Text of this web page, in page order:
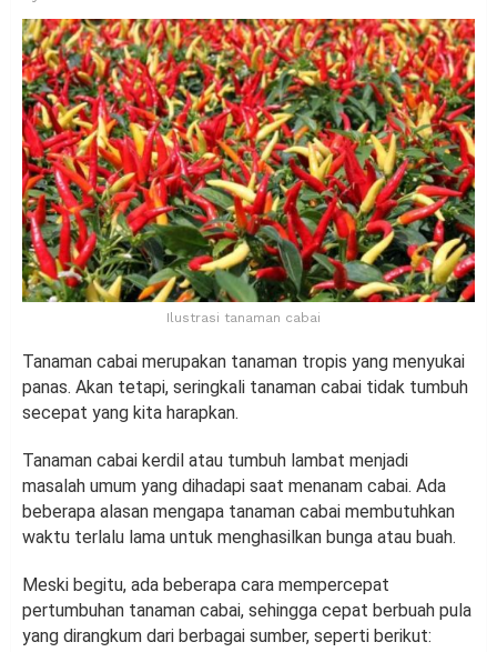
Ilustrasi tanaman cabai
Tanaman cabai merupakan tanaman tropis yang menyukai
panas. Akan tetapi, seringkali tanaman cabai tidak tumbuh
secepat yang kita harapkan.
Tanaman cabai kerdil atau tumbuh lambat menjadi
masalah umum yang dihadapi saat menanam cabai. Ada
beberapa alasan mengapa tanaman cabai membutuhkan
waktu terlalu lama untuk menghasilkan bunga atau buah.
Meski begitu, ada beberapa cara mempercepat
pertumbuhan tanaman cabai, sehingga cepat berbuah pula
yang dirangkum dari berbagai sumber, seperti berikut: